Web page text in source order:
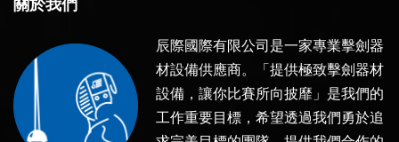
關於我們
辰際國際有限公司是一家專業擊劍器
材設備供應商。「提供極致擊劍器材
設備，讓你比賽所向披靡」是我們的
工作重要目標，希望透過我們勇於追